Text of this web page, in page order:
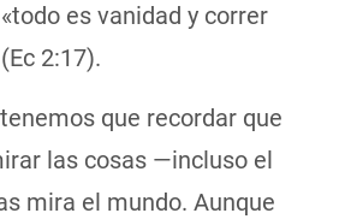
es vanidad y correr
2:17).
que recordar que
las cosas —incluso el
mira el mundo. Aunque